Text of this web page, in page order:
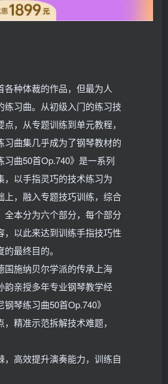
各种体裁的作品，但最为人
练习曲。从初级入门的练习技
，从专题训练到单元教程，
习曲集几乎成为了钢琴教材的
曲50首Op.740》是一系列
，以手指灵巧的技术练习为
上，融入专题技巧训练，综合
全本分为六个部分，每个部分
，以此来达到训练手指技巧性
最终目的。
国施纳贝尔学派的传承上海
韵亲授多年专业钢琴教学经
琴练习曲50首Op.740》
精准示范拆解技术难题，
，高效提升演奏能力，训练自